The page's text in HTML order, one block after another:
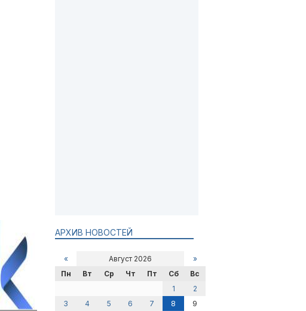
АРХИВ НОВОСТЕЙ
« Август 2026
»
Пн
Вт Ср Чт Пт Сб
Вс
1
2
3
4 5 6 7 8
9